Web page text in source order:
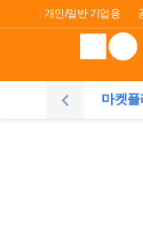
개인/일반 기업용
마켓
Elasticsearch